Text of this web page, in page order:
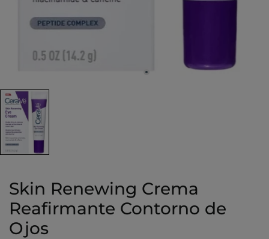
Skin Renewing Crema
Reafirmante Contorno de
Ojos